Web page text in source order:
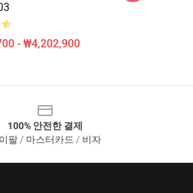
- ₩4,202,900
100% 안전한 결제
팔 / 마스터카드 / 비자